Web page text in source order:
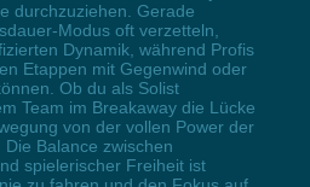
durchzuziehen. Gerade
Modus oft verzetteln,
Dynamik, während Profis
Etappen mit Gegenwind oder
Ob du als Solist
Team im Breakaway die Lücke
von der vollen Power der
Balance zwischen
spielerischer Freiheit ist